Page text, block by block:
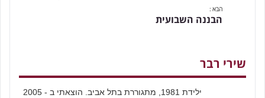
הבא :
הבננה השבועית
שירי רבר
ילידת 1981, מתגוררת בתל אביב. הוצאתי ב - 2005